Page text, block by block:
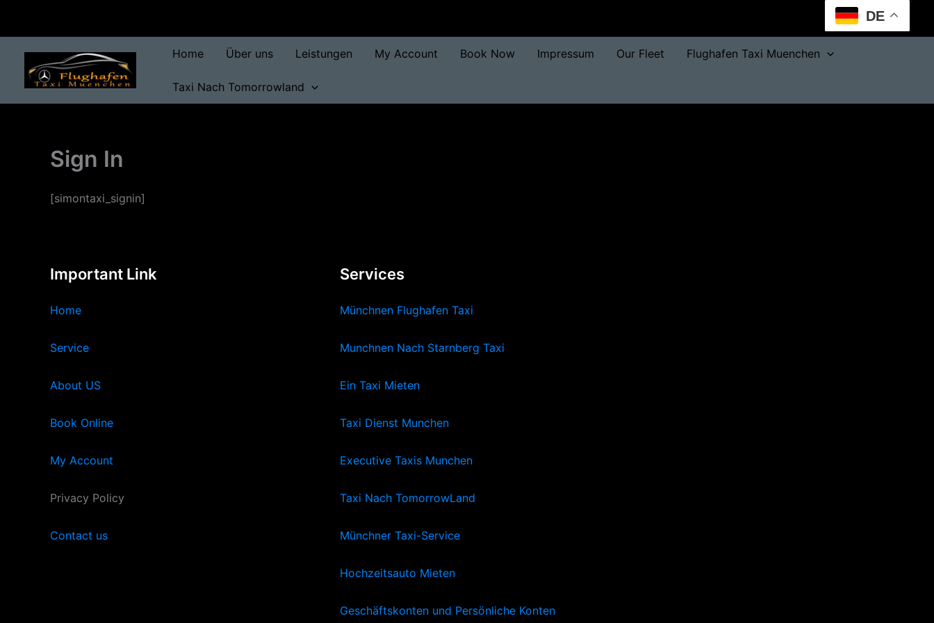
DE
Home Über uns Leistungen My Account Book Now Impressum Our Fleet Flughafen Taxi Muenchen
Taxi Nach Tomorrowland
Sign In
[simontaxi_signin]
Important Link
Home
Service
About US
Book Online
My Account
Privacy Policy
Contact us
Services
Münchnen Flughafen Taxi
Munchnen Nach Starnberg Taxi
Ein Taxi Mieten
Taxi Dienst Munchen
Executive Taxis Munchen
Taxi Nach TomorrowLand
Münchner Taxi-Service
Hochzeitsauto Mieten
Geschäftskonten und Persönliche Konten